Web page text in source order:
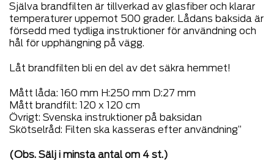
Själva brandfilten är tillverkad av glasfiber och klarar
temperaturer uppemot 500 grader. Lådans baksida är
försedd med tydliga instruktioner för användning och
hål för upphängning på vägg.
Låt brandfilten bli en del av det säkra hemmet!
Mått låda: 160 mm H:250 mm D:27 mm
Mått brandfilt: 120 x 120 cm
Övrigt: Svenska instruktioner på baksidan
Skötselråd: Filten ska kasseras efter användning”
(Obs. Sälj i minsta antal om 4 st.)